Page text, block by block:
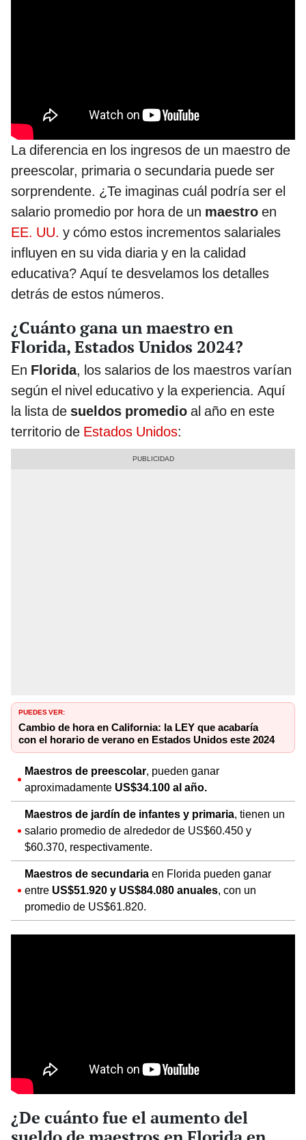
La diferencia en los ingresos de un maestro de
preescolar, primaria o secundaria puede ser
sorprendente. ¿Te imaginas cuál podría ser el
salario promedio por hora de un maestro en
EE. UU. y cómo estos incrementos salariales
influyen en su vida diaria y en la calidad
educativa? Aquí te desvelamos los detalles
detrás de estos números.
¿Cuánto gana un maestro en
Florida, Estados Unidos 2024?
En Florida, los salarios de los maestros varían
según el nivel educativo y la experiencia. Aquí
la lista de sueldos promedio al año en este
territorio de Estados Unidos:
PUEDES VER:
Cambio de hora en California: la LEY que acabaría
con el horario de verano en Estados Unidos este 2024
Maestros de preescolar, pueden ganar
aproximadamente US$34.100 al año.
Maestros de jardín de infantes y primaria, tienen un
salario promedio de alrededor de US$60.450 y
$60.370, respectivamente.
Maestros de secundaria en Florida pueden ganar
entre US$51.920 y US$84.080 anuales, con un
promedio de US$61.820.
¿De cuánto fue el aumento del